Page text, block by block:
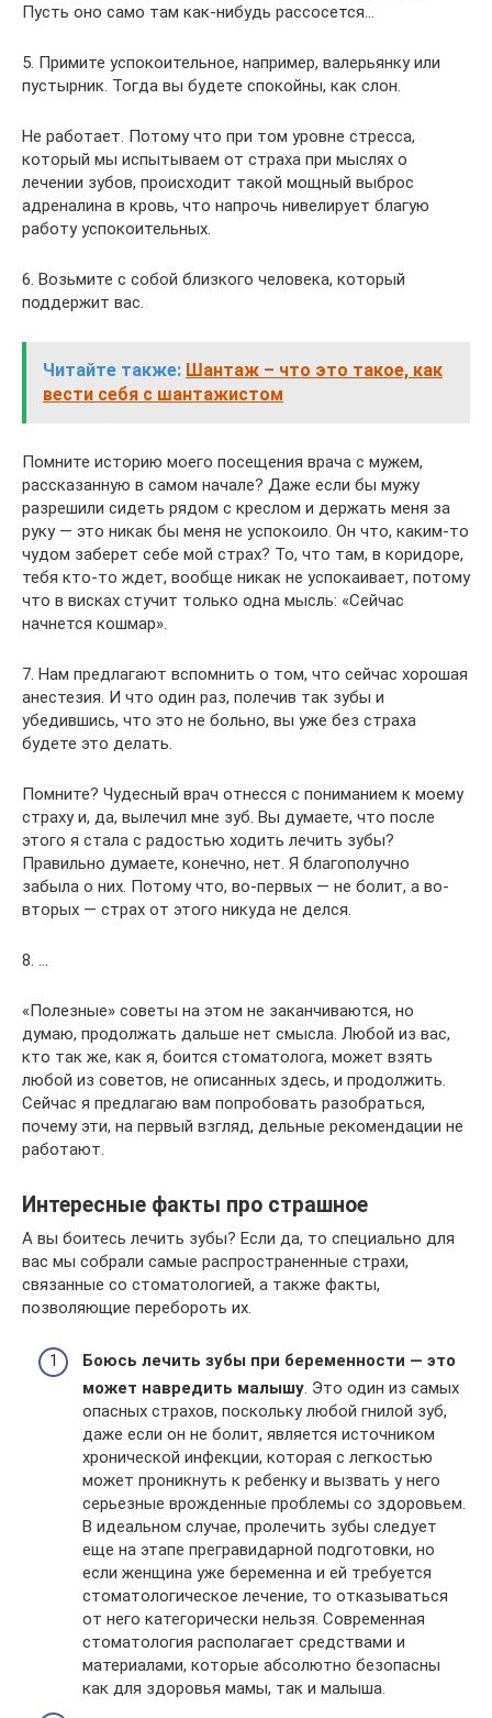
Пусть оно само там как-нибудь рассосется…
5. Примите успокоительное, например, валерьянку или
пустырник. Тогда вы будете спокойны, как слон.
Не работает. Потому что при том уровне стресса,
который мы испытываем от страха при мыслях о
лечении зубов, происходит такой мощный выброс
адреналина в кровь, что напрочь нивелирует благую
работу успокоительных.
6. Возьмите с собой близкого человека, который
поддержит вас.
Читайте также: Шантаж – что это такое, как
вести себя с шантажистом
Помните историю моего посещения врача с мужем,
рассказанную в самом начале? Даже если бы мужу
разрешили сидеть рядом с креслом и держать меня за
руку — это никак бы меня не успокоило. Он что, каким-то
чудом заберет себе мой страх? То, что там, в коридоре,
тебя кто-то ждет, вообще никак не успокаивает, потому
что в висках стучит только одна мысль: «Сейчас
начнется кошмар».
7. Нам предлагают вспомнить о том, что сейчас хорошая
анестезия. И что один раз, полечив так зубы и
убедившись, что это не больно, вы уже без страха
будете это делать.
Помните? Чудесный врач отнесся с пониманием к моему
страху и, да, вылечил мне зуб. Вы думаете, что после
этого я стала с радостью ходить лечить зубы?
Правильно думаете, конечно, нет. Я благополучно
забыла о них. Потому что, во-первых — не болит, а во-
вторых — страх от этого никуда не делся.
8. …
«Полезные» советы на этом не заканчиваются, но
думаю, продолжать дальше нет смысла. Любой из вас,
кто так же, как я, боится стоматолога, может взять
любой из советов, не описанных здесь, и продолжить.
Сейчас я предлагаю вам попробовать разобраться,
почему эти, на первый взгляд, дельные рекомендации не
работают.
Интересные факты про страшное
А вы боитесь лечить зубы? Если да, то специально для
вас мы собрали самые распространенные страхи,
связанные со стоматологией, а также факты,
позволяющие перебороть их.
Боюсь лечить зубы при беременности — это
может навредить малышу. Это один из самых
опасных страхов, поскольку любой гнилой зуб,
даже если он не болит, является источником
хронической инфекции, которая с легкостью
может проникнуть к ребенку и вызвать у него
серьезные врожденные проблемы со здоровьем.
В идеальном случае, пролечить зубы следует
еще на этапе прегравидарной подготовки, но
если женщина уже беременна и ей требуется
стоматологическое лечение, то отказываться
от него категорически нельзя. Современная
стоматология располагает средствами и
материалами, которые абсолютно безопасны
как для здоровья мамы, так и малыша.